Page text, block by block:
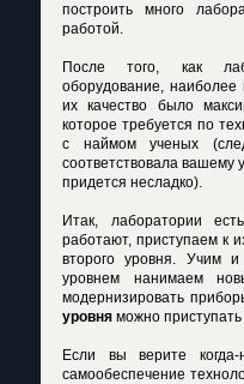
построить много
работой.
После того, как
оборудование, наиболее
их качество было
которое требуется по
с наймом ученых
соответствовала вашему
придется несладко).
Итак, лаборатории
работают, приступаем к
второго уровня. Учим
уровнем нанимаем
модернизировать
уровня можно
Если вы верите
самообеспечение